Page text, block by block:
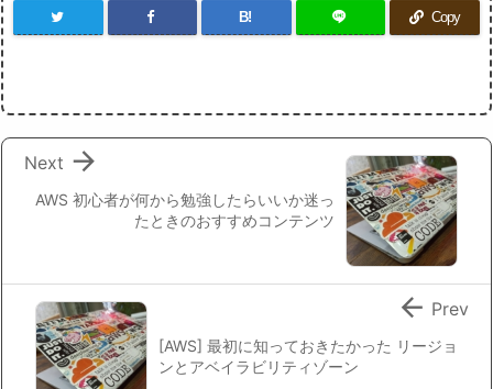
B! Copy
AWS 初心者が何から勉強したらいいか迷っ
たときのおすすめコンテンツ

Next
[AWS] 最初に知っておきたかった リージョ
ンとアベイラビリティゾーン
 Prev